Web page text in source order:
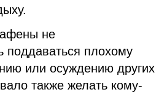
не
поддаваться плохому
или осуждению других
также желать кому-